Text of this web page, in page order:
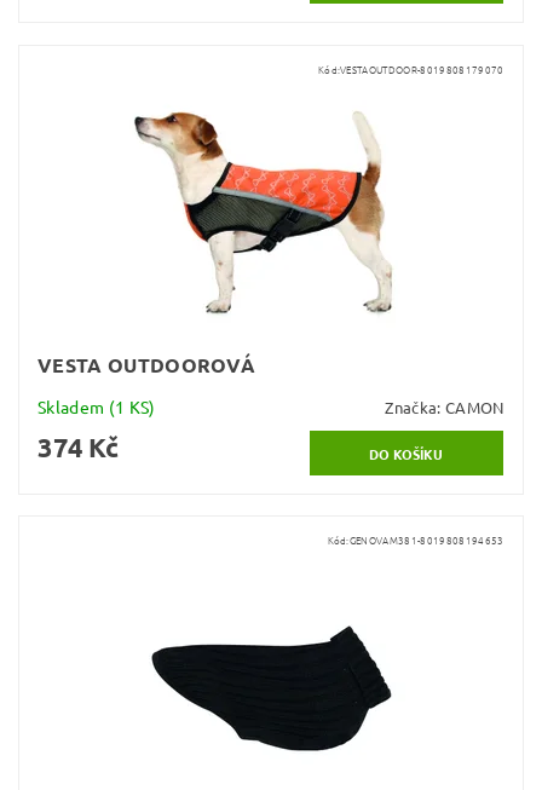
Kód:VESTAOUTDOOR-8019808179070
VESTA OUTDOOROVÁ
Skladem (1 KS) Značka: CAMON
374 Kč
Kód:GENOVAM381-8019808194653